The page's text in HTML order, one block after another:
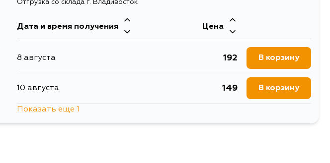
17 августа
19 августа 217
Отгрузка со склада г. Владивосток
Дата и время получения Цена
8 августа 192 В корзину
10 августа 149 В корзину
Показать еще 1